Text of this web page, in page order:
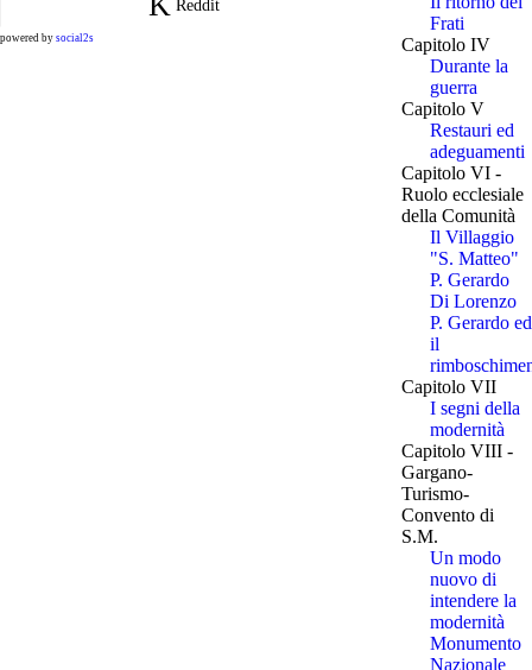
Reddit
powered by social2s
Frati
Capitolo IV
Durante la
guerra
Capitolo V
Restauri ed
adeguamenti
Capitolo VI -
Ruolo ecclesiale
della Comunità
Il Villaggio
"S. Matteo"
P. Gerardo
Di Lorenzo
P. Gerardo ed
il
Capitolo VII
I segni della
modernità
Capitolo VIII -
Gargano-
Turismo-
Convento di
S.M.
Un modo
nuovo di
intendere la
modernità
Monumento
Nazionale